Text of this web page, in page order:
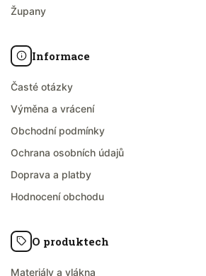
Župany
Informace
Časté otázky
Výměna a vrácení
Obchodní podmínky
Ochrana osobních údajů
Doprava a platby
Hodnocení obchodu
O produktech
Materiály a vlákna